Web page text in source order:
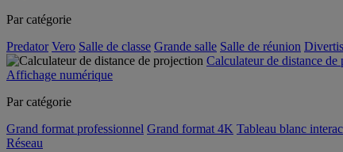
Par catégorie
Predator Vero Salle de classe Grande salle Salle de réunion
Calculateur de distance de
Affichage numérique
Par catégorie
Grand format professionnel Grand format 4K Tableau blanc
Réseau